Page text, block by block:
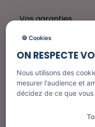
Vos garanties
Besoin d'aide ?
Nos services
🍪 Cookies
ON RESPECTE
Nous utilisons des
mesurer l'audience et
décidez de ce que